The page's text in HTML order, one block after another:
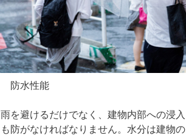
防水性能
雨を避けるだけでなく、建物内部への浸入
も防がなければなりません。水分は建物の